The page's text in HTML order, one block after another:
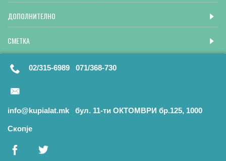
ДОПОЛНИТЕЛНО
СМЕТКА
02/315-6989 071/368-730
info@kupialat.mk бул. 11-ти ОКТОМВРИ бр.125, 1000
Скопје